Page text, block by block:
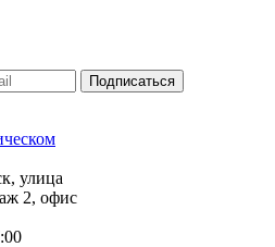
Подписаться
улица
2, офис